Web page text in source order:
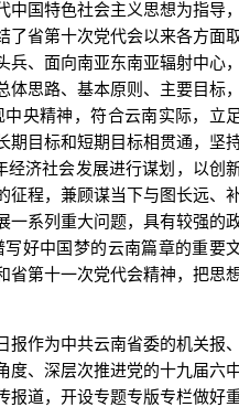
国特色社会主义思想为指导，
了省第十次党代会以来各方面
、面向南亚东南亚辐射中心，
思路、基本原则、主要目标，
央精神，符合云南实际，立
期目标和短期目标相贯通，坚
经济社会发展进行谋划，以创
征程，兼顾谋当下与图长远、
一系列重大问题，具有较强的
好中国梦的云南篇章的重要
省第十一次党代会精神，把思
作为中共云南省委的机关报、
度、深层次推进党的十九届六
报道，开设专题专版专栏做好